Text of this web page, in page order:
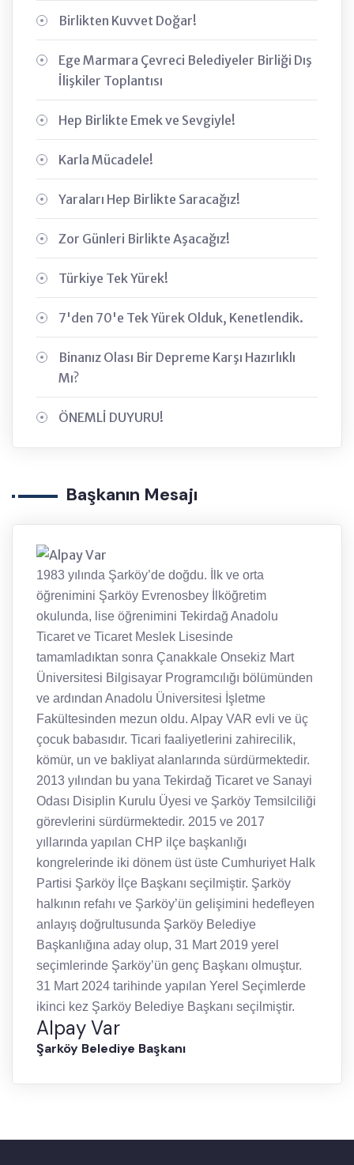
Birlikten Kuvvet Doğar!
Ege Marmara Çevreci Belediyeler Birliği Dış
İlişkiler Toplantısı
Hep Birlikte Emek ve Sevgiyle!
Karla Mücadele!
Yaraları Hep Birlikte Saracağız!
Zor Günleri Birlikte Aşacağız!
Türkiye Tek Yürek!
7'den 70'e Tek Yürek Olduk, Kenetlendik.
Binanız Olası Bir Depreme Karşı Hazırlıklı
Mı?
ÖNEMLİ DUYURU!
Başkanın Mesajı
1983 yılında Şarköy’de doğdu. İlk ve orta
öğrenimini Şarköy Evrenosbey İlköğretim
okulunda, lise öğrenimini Tekirdağ Anadolu
Ticaret ve Ticaret Meslek Lisesinde
tamamladıktan sonra Çanakkale Onsekiz Mart
Üniversitesi Bilgisayar Programcılığı bölümünden
ve ardından Anadolu Üniversitesi İşletme
Fakültesinden mezun oldu. Alpay VAR evli ve üç
çocuk babasıdır. Ticari faaliyetlerini zahirecilik,
kömür, un ve bakliyat alanlarında sürdürmektedir.
2013 yılından bu yana Tekirdağ Ticaret ve Sanayi
Odası Disiplin Kurulu Üyesi ve Şarköy Temsilciliği
görevlerini sürdürmektedir. 2015 ve 2017
yıllarında yapılan CHP ilçe başkanlığı
kongrelerinde iki dönem üst üste Cumhuriyet Halk
Partisi Şarköy İlçe Başkanı seçilmiştir. Şarköy
halkının refahı ve Şarköy’ün gelişimini hedefleyen
anlayış doğrultusunda Şarköy Belediye
Başkanlığına aday olup, 31 Mart 2019 yerel
seçimlerinde Şarköy’ün genç Başkanı olmuştur.
31 Mart 2024 tarihinde yapılan Yerel Seçimlerde
ikinci kez Şarköy Belediye Başkanı seçilmiştir.
Alpay Var
Şarköy Belediye Başkanı